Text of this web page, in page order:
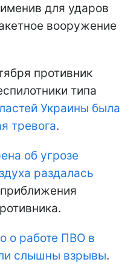
для ударов
вооружение
противник
типа
Украины была
тревога.
об угрозе
раздалась
о работе ПВО в
слышны взрывы.